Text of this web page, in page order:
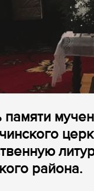
памяти
района.